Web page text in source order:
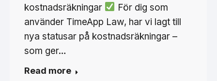
kostnadsräkningar
För dig som
använder TimeApp Law, har vi lagt till
nya statusar på kostnadsräkningar –
som ger…
Read more